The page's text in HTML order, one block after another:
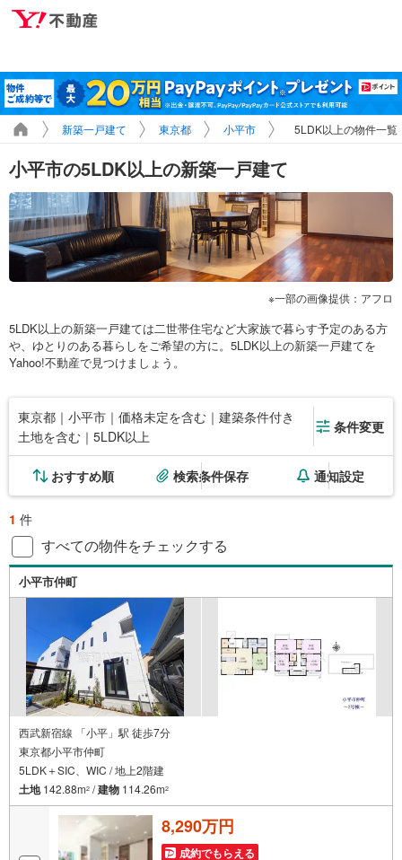
新築一戸建て 東京都 小平市 5LDK以上の物件一覧
小平市の5LDK以上の新築一戸建て
一部の画像提供：アフロ
5LDK以上の新築一戸建ては二世帯住宅など大家族で暮らす予定のある方
や、ゆとりのある暮らしをご希望の方に。5LDK以上の新築一戸建てを
Yahoo!不動産で見つけましょう。
東京都｜小平市｜価格未定を含む｜建築条件付き
土地を含む｜5LDK以上
条件変更
おすすめ順 検索条件保存 通知設定
1 件
すべての物件をチェックする
小平市仲町
西武新宿線 「小平」駅 徒歩7分
東京都小平市仲町
5LDK＋SIC、WIC / 地上2階建
土地142.88m2 /建物 114.26m2
8,290万円
成約でもらえる